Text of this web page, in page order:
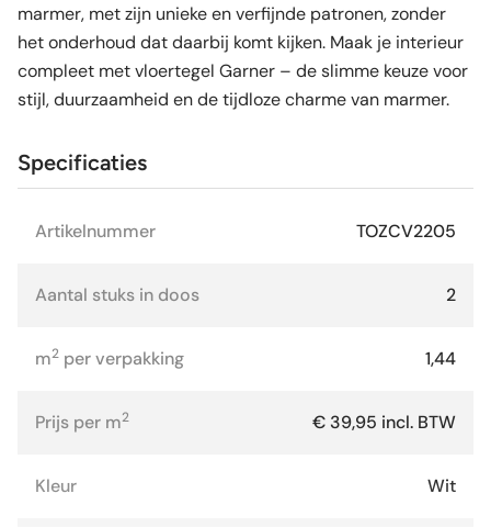
marmer, met zijn unieke en verfijnde patronen, zonder
het onderhoud dat daarbij komt kijken. Maak je interieur
compleet met vloertegel Garner – de slimme keuze voor
stijl, duurzaamheid en de tijdloze charme van marmer.
Specificaties
Artikelnummer TOZCV2205
Aantal stuks in doos 2
m2 per verpakking 1,44
Prijs per m2 € 39,95 incl. BTW
Kleur Wit